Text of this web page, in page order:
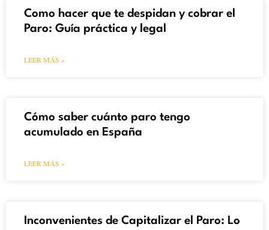
Como hacer que te despidan y cobrar el
Paro: Guía práctica y legal
LEER MÁS »
Cómo saber cuánto paro tengo
acumulado en España
LEER MÁS »
Inconvenientes de Capitalizar el Paro: Lo